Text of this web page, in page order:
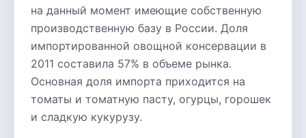
на данный момент имеющие собственную
производственную базу в России. Доля
импортированной овощной консервации в
2011 составила 57% в объеме рынка.
Основная доля импорта приходится на
томаты и томатную пасту, огурцы, горошек
и сладкую кукурузу.